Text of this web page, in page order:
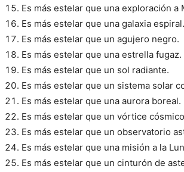
Es más estelar que una exploración a
Es más estelar que una galaxia espiral.
Es más estelar que un agujero negro.
Es más estelar que una estrella fugaz.
Es más estelar que un sol radiante.
Es más estelar que un sistema solar
Es más estelar que una aurora boreal.
Es más estelar que un vórtice
Es más estelar que un observatorio
Es más estelar que una misión a la
Es más estelar que un cinturón de